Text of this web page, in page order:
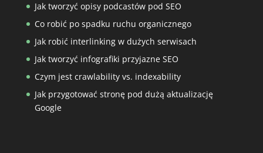
Jak tworzyć opisy podcastów pod SEO
Co robić po spadku ruchu organicznego
Jak robić interlinking w dużych serwisach
Jak tworzyć infografiki przyjazne SEO
Czym jest crawlability vs. indexability
Jak przygotować stronę pod dużą aktualizację
Google